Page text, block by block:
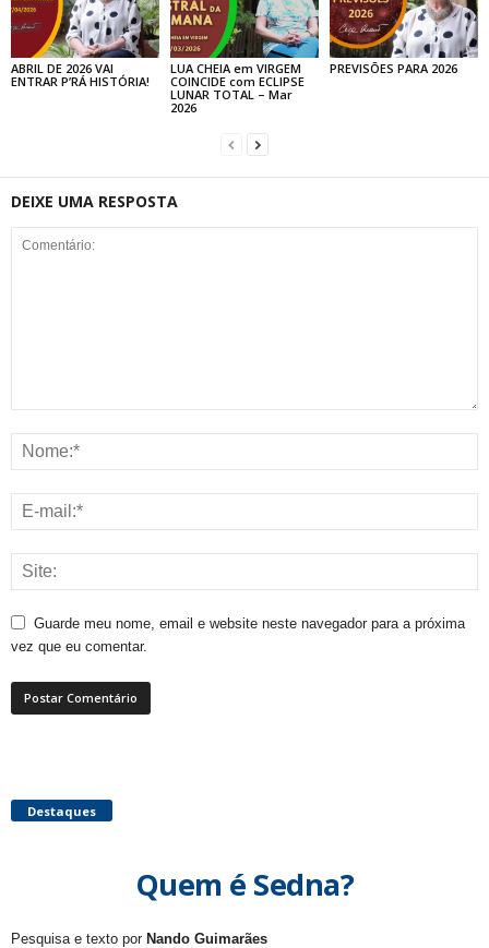
ABRIL DE 2026 VAI
ENTRAR P’RÁ HISTÓRIA!
LUA CHEIA em VIRGEM
COINCIDE com ECLIPSE
LUNAR TOTAL – Mar
2026
PREVISÕES PARA 2026
DEIXE UMA RESPOSTA
Guarde meu nome, email e website neste navegador para a próxima
vez que eu comentar.
Destaques
Quem é Sedna?
Pesquisa e texto por Nando Guimarães